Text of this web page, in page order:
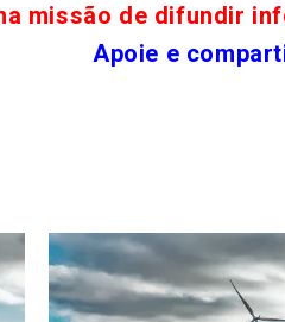
missão de difundir
Apoie e